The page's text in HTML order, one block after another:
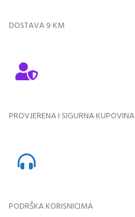
DOSTAVA 9 KM
PROVJERENA I SIGURNA KUPOVINA
PODRŠKA KORISNICIMA